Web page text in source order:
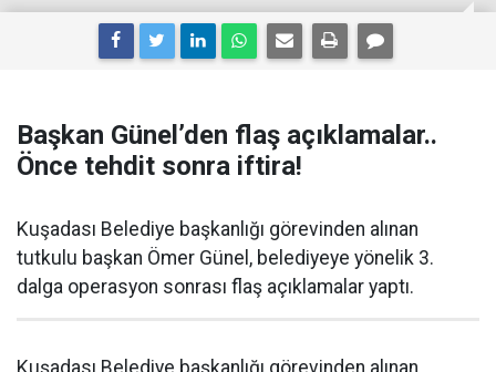
Başkan Günel’den flaş açıklamalar..
Önce tehdit sonra iftira!
Kuşadası Belediye başkanlığı görevinden alınan
tutkulu başkan Ömer Günel, belediyeye yönelik 3.
dalga operasyon sonrası flaş açıklamalar yaptı.
Kuşadası Belediye başkanlığı görevinden alınan